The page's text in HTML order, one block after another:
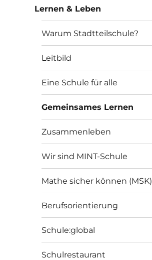
Lernen & Leben
Warum Stadtteilschule?
Leitbild
Eine Schule für alle
Gemeinsames Lernen
Zusammenleben
Wir sind MINT-Schule
Mathe sicher können (MSK)
Berufsorientierung
Schule:global
Schulrestaurant